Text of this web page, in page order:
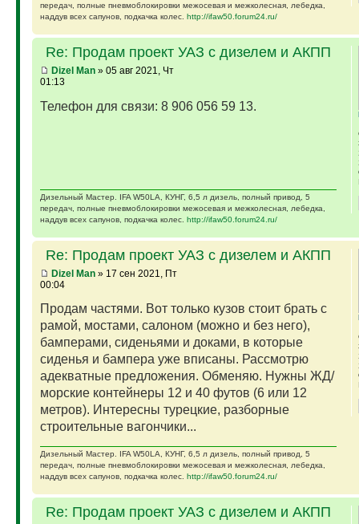
передач, полные пневмоблокировки межосевая и межколесная, лебедка,
наддув всех сапунов, подкачка колес. http://ifaw50.forum24.ru/
Re: Продам проект УАЗ с дизелем и АКПП
Dizel Man» 05 авг 2021, Чт
01:13
Телефон для связи: 8 906 056 59 13.
Дизельный Мастер. IFA W50LA, КУНГ, 6,5 л дизель, полный привод, 5
передач, полные пневмоблокировки межосевая и межколесная, лебедка,
наддув всех сапунов, подкачка колес. http://ifaw50.forum24.ru/
Re: Продам проект УАЗ с дизелем и АКПП
Dizel Man» 17 сен 2021, Пт
00:04
Продам частями. Вот только кузов стоит брать с
рамой, мостами, салоном (можно и без него),
бамперами, сиденьями и доками, в которые
сиденья и бампера уже вписаны. Рассмотрю
адекватные предложения. Обменяю. Нужны ЖД/
морские контейнеры 12 и 40 футов (6 или 12
метров). Интересны турецкие, разборные
строительные вагончики...
Дизельный Мастер. IFA W50LA, КУНГ, 6,5 л дизель, полный привод, 5
передач, полные пневмоблокировки межосевая и межколесная, лебедка,
наддув всех сапунов, подкачка колес. http://ifaw50.forum24.ru/
Re: Продам проект УАЗ с дизелем и АКПП